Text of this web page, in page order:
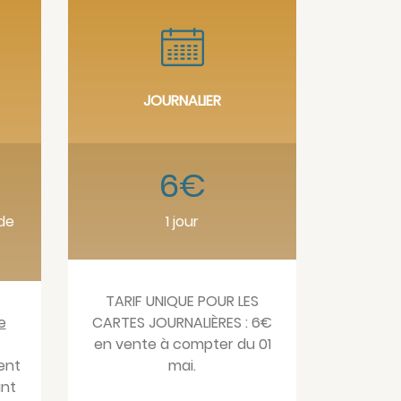
JOURNALIER
6€
1 jour
TARIF UNIQUE POUR LES
CARTES JOURNALIÈRES : 6€
en vente à compter du 01
mai.